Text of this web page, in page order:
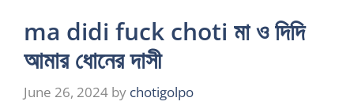
ma didi fuck choti মা ও দিদি
আমার ধোনের দাসী
June 26, 2024 by chotigolpo